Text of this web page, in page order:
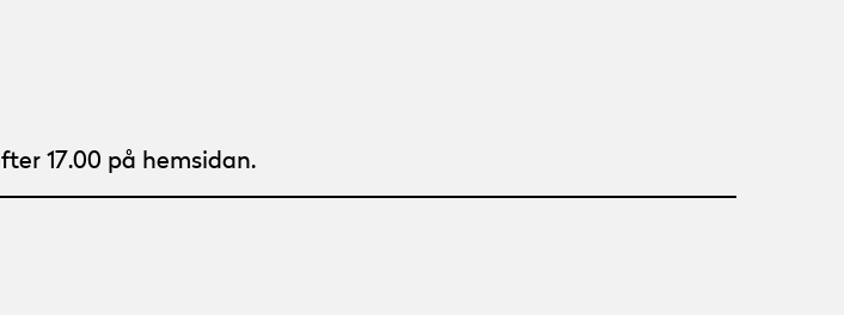
17.00 på hemsidan.